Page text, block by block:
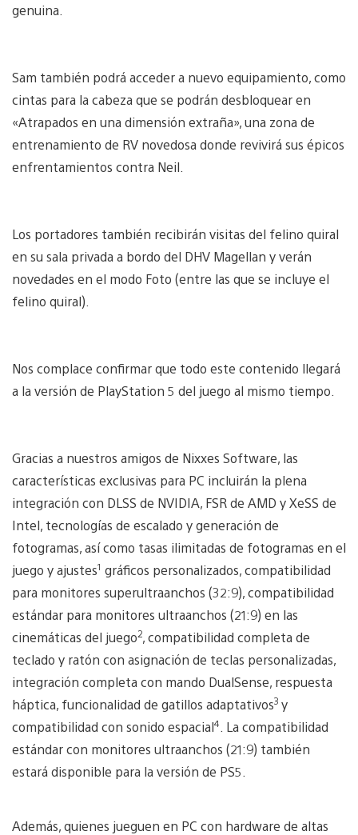
genuina.
Sam también podrá acceder a nuevo equipamiento, como
cintas para la cabeza que se podrán desbloquear en
«Atrapados en una dimensión extraña», una zona de
entrenamiento de RV novedosa donde revivirá sus épicos
enfrentamientos contra Neil.
Los portadores también recibirán visitas del felino quiral
en su sala privada a bordo del DHV Magellan y verán
novedades en el modo Foto (entre las que se incluye el
felino quiral).
Nos complace confirmar que todo este contenido llegará
a la versión de PlayStation 5 del juego al mismo tiempo.
Gracias a nuestros amigos de Nixxes Software, las
características exclusivas para PC incluirán la plena
integración con DLSS de NVIDIA, FSR de AMD y XeSS de
Intel, tecnologías de escalado y generación de
fotogramas, así como tasas ilimitadas de fotogramas en el
juego y ajustes1 gráficos personalizados, compatibilidad
para monitores superultraanchos (32:9), compatibilidad
estándar para monitores ultraanchos (21:9) en las
cinemáticas del juego2, compatibilidad completa de
teclado y ratón con asignación de teclas personalizadas,
integración completa con mando DualSense, respuesta
háptica, funcionalidad de gatillos adaptativos3 y
compatibilidad con sonido espacial4
. La compatibilidad
estándar con monitores ultraanchos (21:9) también
estará disponible para la versión de PS5.
Además, quienes jueguen en PC con hardware de altas